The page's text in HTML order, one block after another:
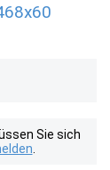
Sie sich